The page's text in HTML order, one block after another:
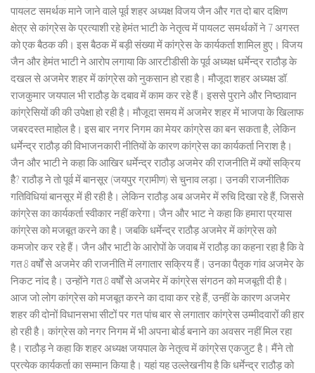
पायलट समर्थक माने जाने वाले पूर्व शहर अध्यक्ष विजय जैन और गत दो बार दक्षिण
क्षेत्र से कांग्रेस के प्रत्याशी रहे हेमंत भाटी के नेतृत्व में पायलट समर्थकों ने 7 अगस्त
को एक बैठक की। इस बैठक में बड़ी संख्या में कांग्रेस के कार्यकर्ता शामिल हुए। विजय
जैन और हेमंत भाटी ने आरोप लगाया कि आरटीडीसी के पूर्व अध्यक्ष धर्मेन्द्र राठौड़ के
दखल से अजमेर शहर में कांग्रेस को नुकसान हो रहा है। मौजूदा शहर अध्यक्ष डॉ.
राजकुमार जयपाल भी राठौड़ के दबाव में काम कर रहे हैं। इससे पुराने और निष्ठावान
कांग्रेसियों की की उपेक्षा हो रही है। मौजूदा समय में अजमेर शहर में भाजपा के खिलाफ
जबरदस्त माहोल है। इस बार नगर निगम का मेयर कांग्रेस का बन सकता है, लेकिन
धर्मेन्द्र राठौड़ की विभाजनकारी नीतियों के कारण कांग्रेस का कार्यकर्ता निराश है।
जैन और भाटी ने कहा कि आखिर धर्मेन्द्र राठौड़ अजमेर की राजनीति में क्यों सक्रिय
हैै? राठौड़ ने तो पूर्व में बानसूर (जयपुर ग्रामीण) से चुनाव लड़ा। उनकी राजनीतिक
गतिविधियां बानसूर में ही रही है। लेकिन राठौड़ अब अजमेर में रुचि दिखा रहे हैं, जिससे
कांग्रेस का कार्यकर्ता स्वीकार नहीं करेगा। जैन और भाट ने कहा कि हमारा प्रयास
कांग्रेस को मजबूत करने का है। जबकि धर्मेन्द्र राठौड़ अजमेर में कांग्रेस को
कमजोर कर रहे हैं। जैन और भाटी के आरोपों के जवाब में राठौड़ का कहना रहा है कि वे
गत 8 वर्षों से अजमेर की राजनीति में लगातार सक्रिय हैं। उनका पैतृक गांव अजमेर के
निकट नांद है। उन्होंने गत 8 वर्षों से अजमेर में कांग्रेस संगठन को मजबूती दी है।
आज जो लोग कांग्रेस को मजबूत करने का दावा कर रहे हैं, उन्हीं के कारण अजमेर
शहर की दोनों विधानसभा सीटों पर गत पांच बार से लगातार कांग्रेस उम्मीदवारों की हार
हो रही है। कांग्रेस को नगर निगम में भी अपना बोर्ड बनाने का अवसर नहीं मिल रहा
है। राठौड़ ने कहा कि शहर अध्यक्ष जयपाल के नेतृत्व में कांग्रेस एकजुट है। मैंने तो
प्रत्येक कार्यकर्ता का सम्मान किया है। यहां यह उल्लेखनीय है कि धर्मेन्द्र राठौड़ को